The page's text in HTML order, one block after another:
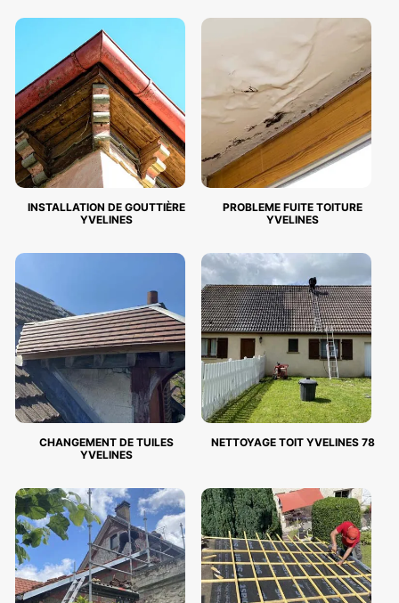
INSTALLATION DE GOUTTIÈRE
YVELINES
PROBLEME FUITE TOITURE
YVELINES
CHANGEMENT DE TUILES
YVELINES
NETTOYAGE TOIT YVELINES 78